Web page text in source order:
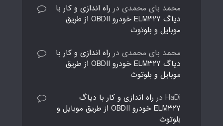
محمد بای محمدی در راه اندازی و کار با
دیاگ ELM327 خودرو OBDII از طریق
موبایل و بلوتوث
محمد بای محمدی در راه اندازی و کار با
دیاگ ELM327 خودرو OBDII از طریق
موبایل و بلوتوث
HaDi در راه اندازی و کار با دیاگ
ELM327 خودرو OBDII از طریق موبایل و
بلوتوث